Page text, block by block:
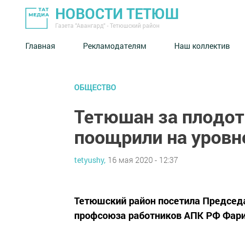
НОВОСТИ ТЕТЮШ
Газета "Авангард" - Тетюшский район
Главная Рекламодателям Наш коллектив
ОБЩЕСТВО
Тетюшан за
поощрили на
tetyushy, 16 мая 2020 - 12:37
Тетюшский район посетила
профсоюза работников АПК РФ